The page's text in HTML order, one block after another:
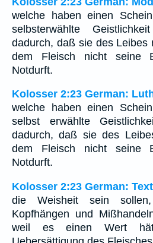
welche haben einen
selbsterwählte
dadurch, daß sie des Leibes
dem Fleisch nicht seine
Notdurft.
Kolosser 2:23 German:
welche haben einen
selbst erwählte
dadurch, daß sie des
dem Fleisch nicht seine
Notdurft.
Kolosser 2:23 German:
die Weisheit sein
Kopfhängen und
weil es einen Wert